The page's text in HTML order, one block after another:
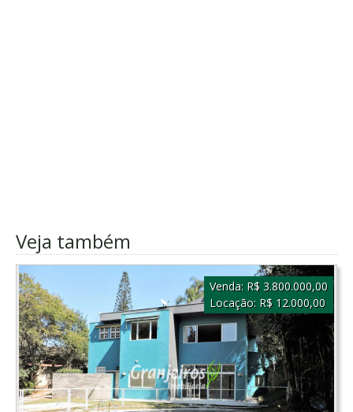
Veja também
Venda: R$ 3.800.000,00
Locação: R$ 12.000,00